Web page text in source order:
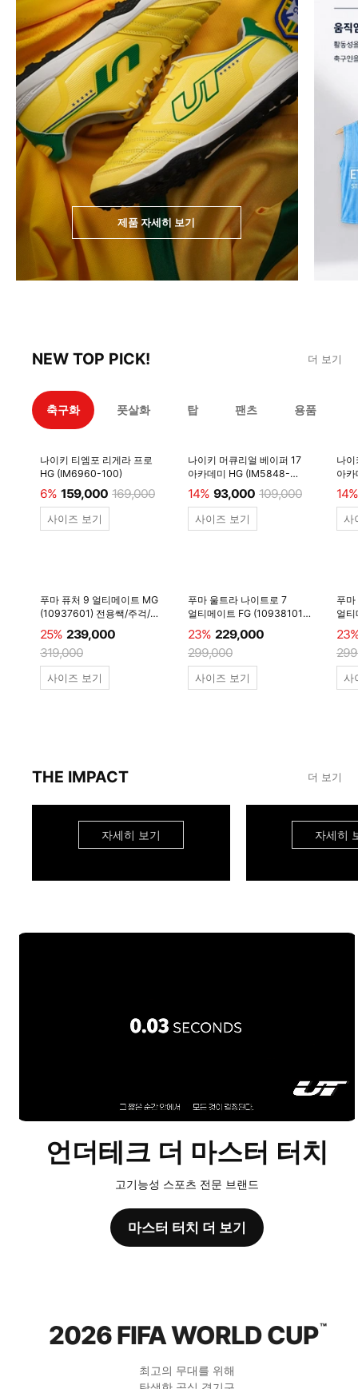
제품 자세히 보기
NEW TOP PICK! 더 보기
축구화 풋살화 탑 팬츠 용품
나이키 티엠포 리게라 프로
HG (IM6960-100)
6% 159,000 169,000
사이즈 보기
나이키 머큐리얼 베이퍼 17
아카데미 HG (IM5848-
600)
14% 93,000 109,000
사이즈 보기
나
아
14%
사
푸마 퓨처 9 얼티메이트 MG
(10937601) 전용쌕/주걱/
양말 #
25% 239,000
319,000
사이즈 보기
푸마 울트라 나이트로 7
얼티메이트 FG (10938101)
전용쌕/주걱/양말 #
23% 229,000
299,000
사이즈 보기
푸
얼
전
사
THE IMPACT 더 보기
자세히 보기 자세히
언더테크 더 마스터 터치
고기능성 스포츠 전문 브랜드
마스터 터치 더 보기
2026 FIFA WORLD CUP™
최고의 무대를 위해